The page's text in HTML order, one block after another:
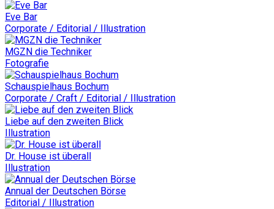
Eve Bar
Corporate / Editorial / Illustration
MGZN die Techniker
Fotografie
Schauspielhaus Bochum
Corporate / Craft / Editorial / Illustration
Liebe auf den zweiten Blick
Illustration
Dr. House ist überall
Illustration
Annual der Deutschen Börse
Editorial / Illustration